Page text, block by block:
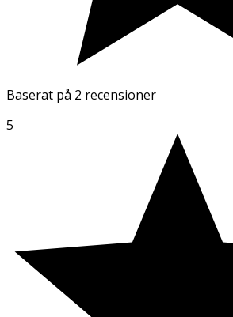
Baserat på 2 recensioner
5